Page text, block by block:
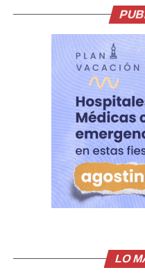
condición de su Gobierno
restablecimiento de las
La relación entre ambos
tras la caída y detención
disolver el Congreso a
México concedió asilo a
exmandatario.
Posteriormente, la
en 2025 a más de 11
sentencia que el
relaciones diplomáticas.
LO